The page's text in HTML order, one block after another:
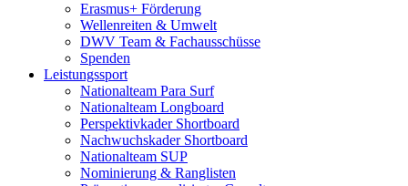
Erasmus+ Förderung
Wellenreiten & Umwelt
DWV Team & Fachausschüsse
Spenden
Leistungssport
Nationalteam Para Surf
Nationalteam Longboard
Perspektivkader Shortboard
Nachwuchskader Shortboard
Nationalteam SUP
Nominierung & Ranglisten